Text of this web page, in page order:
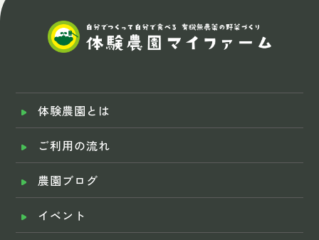
体験農園とは
ご利用の流れ
農園ブログ
イベント